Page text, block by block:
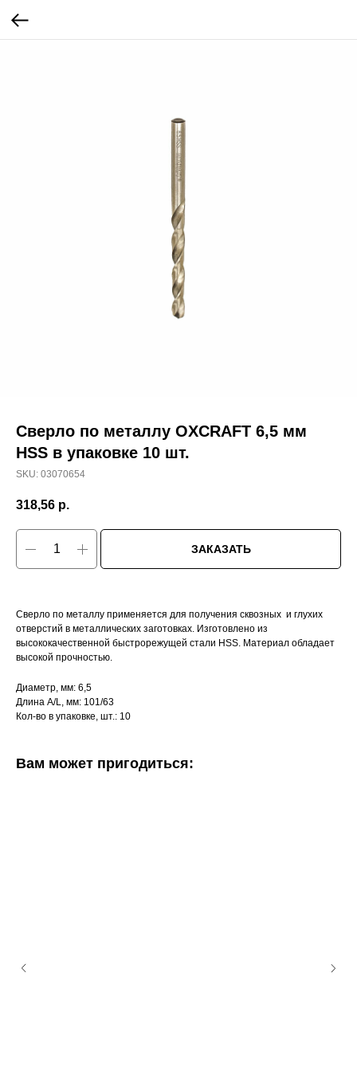
Сверло по металлу OXCRAFT 6,5 мм
HSS в упаковке 10 шт.
SKU: 03070654
318,56 р.
ЗАКАЗАТЬ
Сверло по металлу применяется для получения сквозных и глухих
отверстий в металлических заготовках. Изготовлено из
высококачественной быстрорежущей стали HSS. Материал обладает
высокой прочностью.
Диаметр, мм: 6,5
Длина A/L, мм: 101/63
Кол-во в упаковке, шт.: 10
Вам может пригодиться: